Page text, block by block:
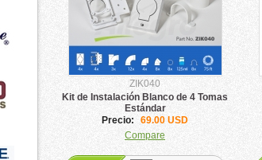
ZIK040
Kit de Instalación Blanco de 4 Tomas
Estándar
Precio:
69.00 USD
Compare